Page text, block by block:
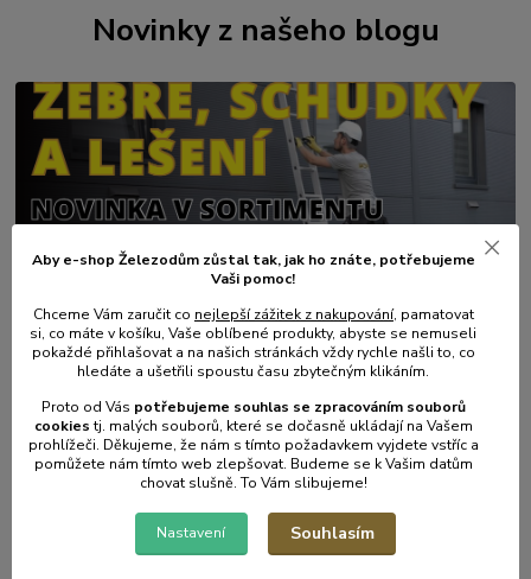
Novinky z našeho blogu
💥 Stali jsme se přímým dovozcem hliníkových žebřů a
lešení.
číst celé
Aby e-shop Železodům zůstal tak, jak ho znáte, potřebujeme
Vaši pomoc!
Chceme Vám zaručit co nejlepší zážitek z nakupování, pamatovat
si, co máte v košíku, Vaše oblíbené produkty, abyste se nemuseli
pokaždé přihlašovat a na našich stránkách vždy rychle našli to, co
hledáte a ušetřili spoustu času zbytečným klikáním.
Proto od Vás potřebujeme souhlas se zpracováním souborů
cookiestj. malých souborů, které se dočasně ukládají na Vašem
prohlížeči. Děkujeme, že nám s tímto požadavkem vyjdete vstříc a
pomůžete nám tímto web zlepšovat. Budeme se k Vašim datům
chovat slušně. To Vám slibujeme!
Nastavení Souhlasím